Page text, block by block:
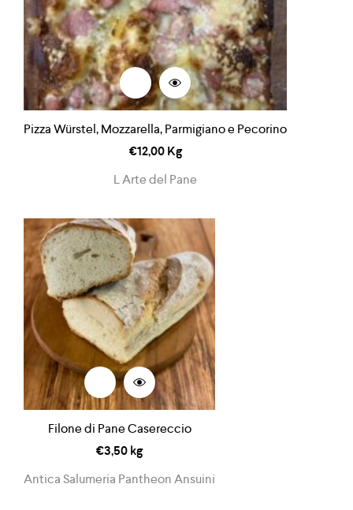
Pizza Würstel, Mozzarella, Parmigiano e Pecorino
€12,00Kg
L Arte del Pane
Filone di Pane Casereccio
€3,50kg
Antica Salumeria Pantheon Ansuini